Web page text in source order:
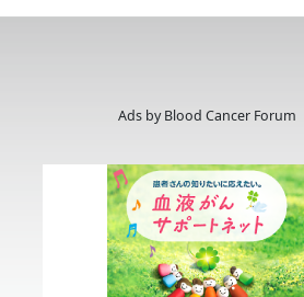
Ads by Blood Cancer Forum